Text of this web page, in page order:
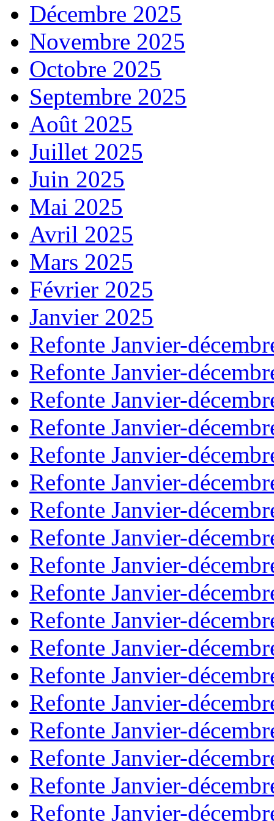
Décembre 2025
Novembre 2025
Octobre 2025
Septembre 2025
Août 2025
Juillet 2025
Juin 2025
Mai 2025
Avril 2025
Mars 2025
Février 2025
Janvier 2025
Refonte Janvier-
Refonte Janvier-
Refonte Janvier-
Refonte Janvier-
Refonte Janvier-
Refonte Janvier-
Refonte Janvier-
Refonte Janvier-
Refonte Janvier-
Refonte Janvier-
Refonte Janvier-
Refonte Janvier-
Refonte Janvier-
Refonte Janvier-
Refonte Janvier-
Refonte Janvier-
Refonte Janvier-
Refonte Janvier-